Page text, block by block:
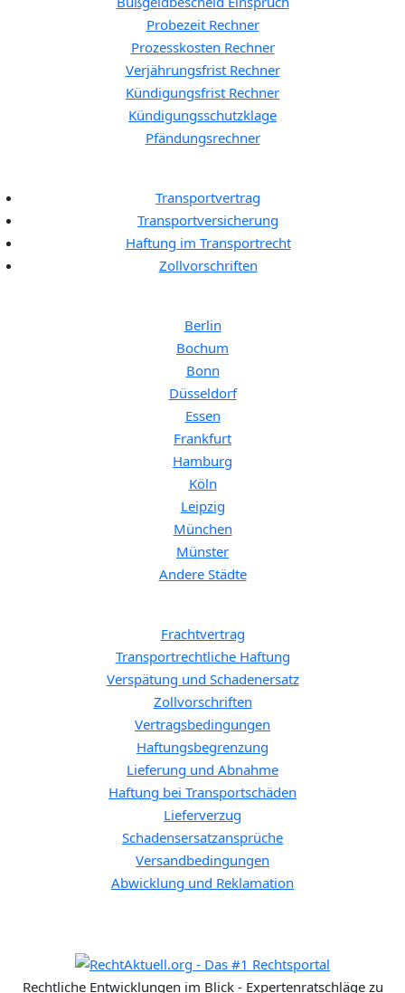
Probezeit Rechner
Prozesskosten Rechner
Verjährungsfrist Rechner
Kündigungsfrist Rechner
Kündigungsschutzklage
Pfändungsrechner
Transportvertrag
Transportversicherung
Haftung im Transportrecht
Zollvorschriften
Berlin
Bochum
Bonn
Düsseldorf
Essen
Frankfurt
Hamburg
Köln
Leipzig
München
Münster
Andere Städte
Frachtvertrag
Transportrechtliche Haftung
Verspätung und Schadenersatz
Zollvorschriften
Vertragsbedingungen
Haftungsbegrenzung
Lieferung und Abnahme
Haftung bei Transportschäden
Lieferverzug
Schadensersatzansprüche
Versandbedingungen
Abwicklung und Reklamation
Rechtliche Entwicklungen im Blick - Expertenratschläge zu